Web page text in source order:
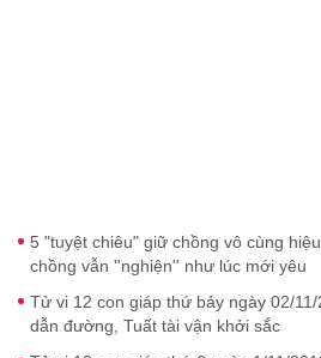
5 "tuyệt chiêu" giữ chồng vô cùng
chồng vẫn ''nghiện'' như lúc mới yêu
Tử vi 12 con giáp thứ bảy ngày 02/
dẫn đường, Tuất tài vận khởi sắc